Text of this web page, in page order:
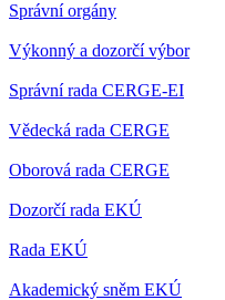
Správní orgány
Výkonný a dozorčí výbor
Správní rada CERGE-EI
Vědecká rada CERGE
Oborová rada CERGE
Dozorčí rada EKÚ
Rada EKÚ
Akademický sněm EKÚ